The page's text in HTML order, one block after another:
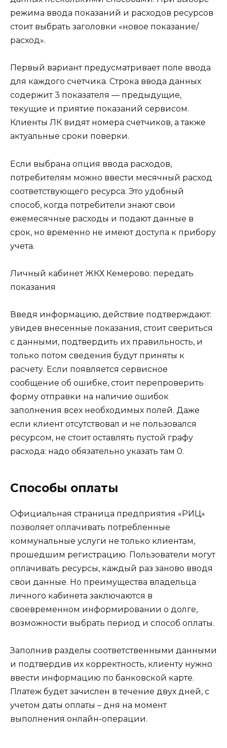
режима ввода показаний и расходов ресурсов
стоит выбрать заголовки «новое показание/
расход».
Первый вариант предусматривает поле ввода
для каждого счетчика. Строка ввода данных
содержит 3 показателя — предыдущие,
текущие и приятие показаний сервисом.
Клиенты ЛК видят номера счетчиков, а также
актуальные сроки поверки.
Если выбрана опция ввода расходов,
потребителям можно ввести месячный расход
соответствующего ресурса. Это удобный
способ, когда потребители знают свои
ежемесячные расходы и подают данные в
срок, но временно не имеют доступа к прибору
учета.
Личный кабинет ЖКХ Кемерово: передать
показания
Введя информацию, действие подтверждают:
увидев внесенные показания, стоит свериться
с данными, подтвердить их правильность, и
только потом сведения будут приняты к
расчету. Если появляется сервисное
сообщение об ошибке, стоит перепроверить
форму отправки на наличие ошибок
заполнения всех необходимых полей. Даже
если клиент отсутствовал и не пользовался
ресурсом, не стоит оставлять пустой графу
расхода: надо обязательно указать там 0.
Способы оплаты
Официальная страница предприятия «РИЦ»
позволяет оплачивать потребленные
коммунальные услуги не только клиентам,
прошедшим регистрацию. Пользователи могут
оплачивать ресурсы, каждый раз заново вводя
свои данные. Но преимущества владельца
личного кабинета заключаются в
своевременном информировании о долге,
возможности выбрать период и способ оплаты.
Заполнив разделы соответственными данными
и подтвердив их корректность, клиенту нужно
ввести информацию по банковской карте.
Платеж будет зачислен в течение двух дней, с
учетом даты оплаты – дня на момент
выполнения онлайн-операции.